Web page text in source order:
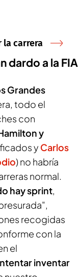
la carrera
dardo a la FIA
Grandes
todo el
con
y
y Carlos
) no habría
normal.
hay sprint,
recogidas
con la
el
inventar